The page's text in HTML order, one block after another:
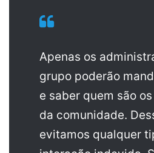
Apenas os
grupo poderão
e saber quem são
da comunidade.
evitamos qualquer